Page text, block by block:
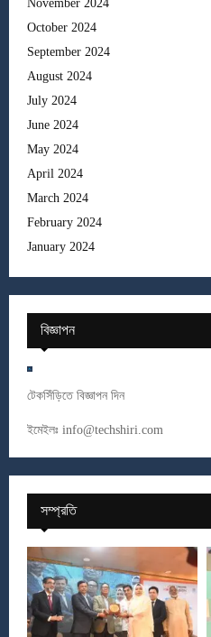
November 2024
October 2024
September 2024
August 2024
July 2024
June 2024
May 2024
April 2024
March 2024
February 2024
January 2024
বিজ্ঞাপন
টেকসিঁড়িতে বিজ্ঞাপন দিন
ইমেইলঃ info@techshiri.com
সম্প্রতি